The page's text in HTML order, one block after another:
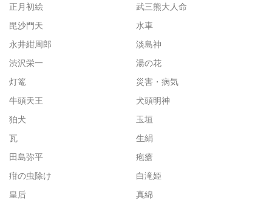
正月初絵
武三熊大人命
毘沙門天
水車
永井紺周郎
淡島神
渋沢栄一
湯の花
灯篭
災害・病気
牛頭天王
犬頭明神
狛犬
玉垣
瓦
生絹
田島弥平
疱瘡
疳の虫除け
白滝姫
皇后
真綿